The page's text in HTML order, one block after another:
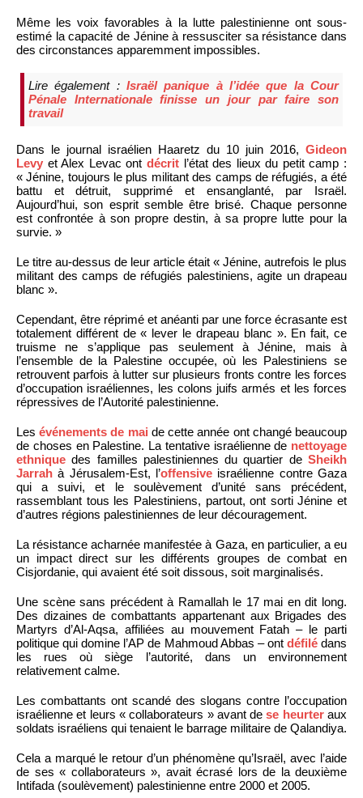
Même les voix favorables à la lutte palestinienne ont sous-
estimé la capacité de Jénine à ressusciter sa résistance dans
des circonstances apparemment impossibles.
Lire également : Israël panique à l’idée que la Cour
Pénale Internationale finisse un jour par faire son
travail
Dans le journal israélien Haaretz du 10 juin 2016, Gideon
Levy et Alex Levac ont décritl’état des lieux du petit camp :
« Jénine, toujours le plus militant des camps de réfugiés, a été
battu et détruit, supprimé et ensanglanté, par Israël.
Aujourd’hui, son esprit semble être brisé. Chaque personne
est confrontée à son propre destin, à sa propre lutte pour la
survie. »
Le titre au-dessus de leur article était « Jénine, autrefois le plus
militant des camps de réfugiés palestiniens, agite un drapeau
blanc ».
Cependant, être réprimé et anéanti par une force écrasante est
totalement différent de « lever le drapeau blanc ». En fait, ce
truisme ne s’applique pas seulement à Jénine, mais à
l’ensemble de la Palestine occupée, où les Palestiniens se
retrouvent parfois à lutter sur plusieurs fronts contre les forces
d’occupation israéliennes, les colons juifs armés et les forces
répressives de l’Autorité palestinienne.
Lesévénements de mai de cette année ont changé beaucoup
de choses en Palestine. La tentative israélienne de nettoyage
ethnique des familles palestiniennes du quartier de Sheikh
Jarrah à Jérusalem-Est, l’offensive israélienne contre Gaza
qui a suivi, et le soulèvement d’unité sans précédent,
rassemblant tous les Palestiniens, partout, ont sorti Jénine et
d’autres régions palestiniennes de leur découragement.
La résistance acharnée manifestée à Gaza, en particulier, a eu
un impact direct sur les différents groupes de combat en
Cisjordanie, qui avaient été soit dissous, soit marginalisés.
Une scène sans précédent à Ramallah le 17 mai en dit long.
Des dizaines de combattants appartenant aux Brigades des
Martyrs d’Al-Aqsa, affiliées au mouvement Fatah – le parti
politique qui domine l’AP de Mahmoud Abbas – ont défilédans
les rues où siège l’autorité, dans un environnement
relativement calme.
Les combattants ont scandé des slogans contre l’occupation
israélienne et leurs « collaborateurs » avant dese heurteraux
soldats israéliens qui tenaient le barrage militaire de Qalandiya.
Cela a marqué le retour d’un phénomène qu’Israël, avec l’aide
de ses « collaborateurs », avait écrasé lors de la deuxième
Intifada (soulèvement) palestinienne entre 2000 et 2005.